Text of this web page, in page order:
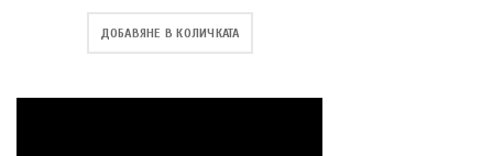
ДОБАВЯНЕ В КОЛИЧКАТА